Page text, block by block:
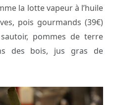
la lotte vapeur à l’huile
pois gourmands (39€)
pommes de terre
des bois, jus gras de